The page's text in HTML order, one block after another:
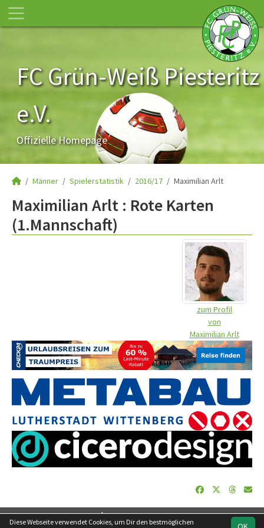
FC Grün-Weiß Piesteritz
e.V.
Offizielle Homepage
Männer Spielerstatistik 2016/17 Maximilian Arlt
Maximilian Arlt : Rote Karten
(1.Mannschaft)
zum Profil
von
Maximilian Arlt
soccero.de
Diese Webseite verwendet Cookies, um Dir den bestmöglichen